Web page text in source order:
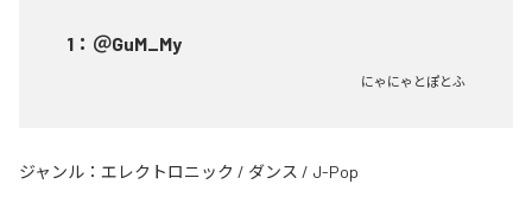
1 ： ＠GuM_My
にゃにゃとぽとふ
ジャンル： エレクトロニック / ダンス / J-Pop